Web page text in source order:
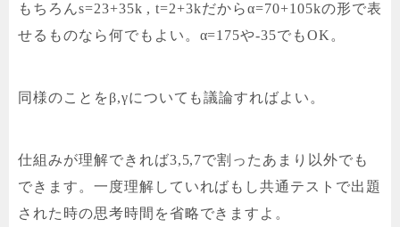
もちろんs=23+35k , t=2+3kだからα=70+105kの形で表
せるものなら何でもよい。α=175や-35でもOK。
同様のことをβ,γについても議論すればよい。
仕組みが理解できれば3,5,7で割ったあまり以外でも
できます。一度理解していればもし共通テストで出題
された時の思考時間を省略できますよ。